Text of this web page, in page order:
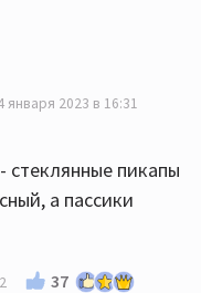
января 2023 в 16:31
стеклянные пикапы
а пассики
37